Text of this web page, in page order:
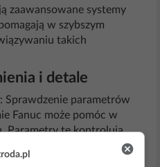
zaawansowane systemy
w szybszym
takich
i detale
: Sprawdzenie parametrów
Fanuc może pomóc w
Parametry te kontrolują
jak w przypadku